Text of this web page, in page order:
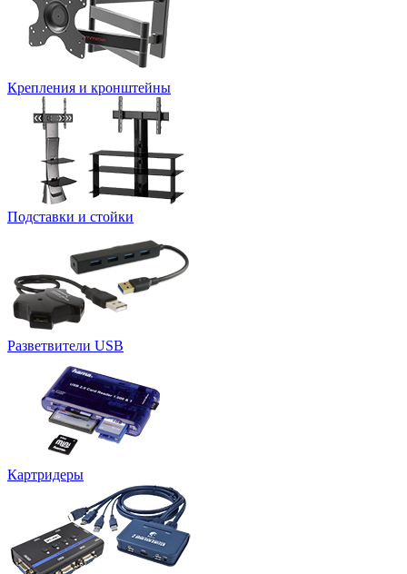
Крепления и кронштейны
Подставки и стойки
Разветвители USB
Картридеры